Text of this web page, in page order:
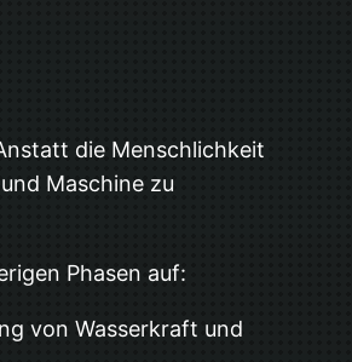
die Menschlichkeit
Maschine zu
Phasen auf:
von Wasserkraft und